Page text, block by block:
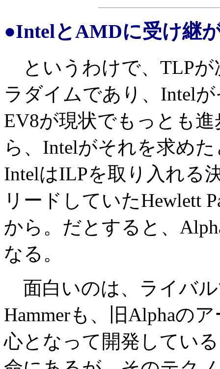
●IntelとAMDに受け継
というわけで、TLPが
ラダイムであり、Intel
EV8が現状でもっとも
ら、Intelがそれを求め
IntelはILPを取り入れる
リードしていたHewlett
から。だとすると、
なる。
面白いのは、ライバ
Hammerも、旧Alphaの
心となって開発してい